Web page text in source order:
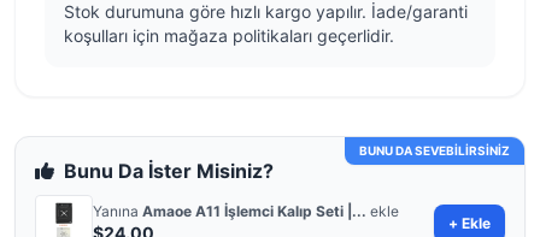
Stok durumuna göre hızlı kargo yapılır. İade/garanti
koşulları için mağaza politikaları geçerlidir.
BUNU DA SEVEBİLİRSİNİZ
Bunu Da İster Misiniz?
Yanına Amaoe A11 İşlemci Kalıp Seti |... ekle
$24.00 + Ekle